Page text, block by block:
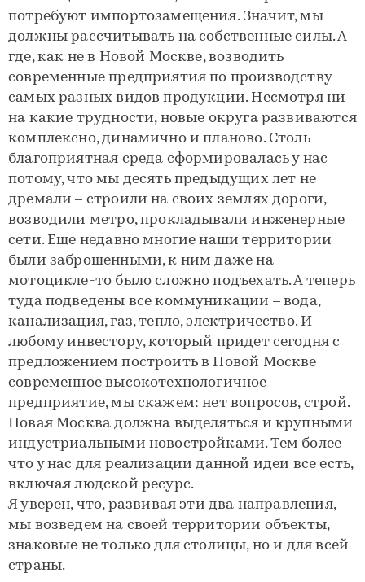
потребуют импортозамещения. Значит, мы
должны рассчитывать на собственные силы. А
где, как не в Новой Москве, возводить
современные предприятия по производству
самых разных видов продукции. Несмотря ни
на какие трудности, новые округа развиваются
комплексно, динамично и планово. Столь
благоприятная среда сформировалась у нас
потому, что мы десять предыдущих лет не
дремали – строили на своих землях дороги,
возводили метро, прокладывали инженерные
сети. Еще недавно многие наши территории
были заброшенными, к ним даже на
мотоцикле-то было сложно подъехать. А теперь
туда подведены все коммуникации – вода,
канализация, газ, тепло, электричество. И
любому инвестору, который придет сегодня с
предложением построить в Новой Москве
современное высокотехнологичное
предприятие, мы скажем: нет вопросов, строй.
Новая Москва должна выделяться и крупными
индустриальными новостройками. Тем более
что у нас для реализации данной идеи все есть,
включая людской ресурс.
Я уверен, что, развивая эти два направления,
мы возведем на своей территории объекты,
знаковые не только для столицы, но и для всей
страны.